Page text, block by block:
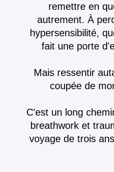
remettre en
autrement. À
hypersensibilité,
fait une porte
Mais ressentir
coupée de
C'est un long
breathwork et
voyage de trois